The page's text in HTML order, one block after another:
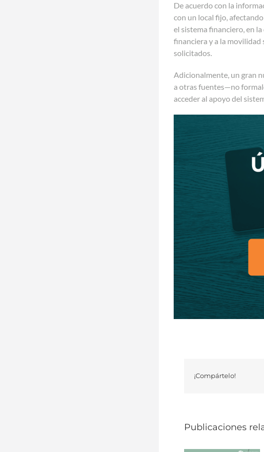
De acuerdo con la
con un local fijo,
el sistema financiero, en
financiera y a la movilidad
solicitados.
Adicionalmente, un gran
a otras fuentes—no
acceder al apoyo del
¡Compártelo!
Publicaciones